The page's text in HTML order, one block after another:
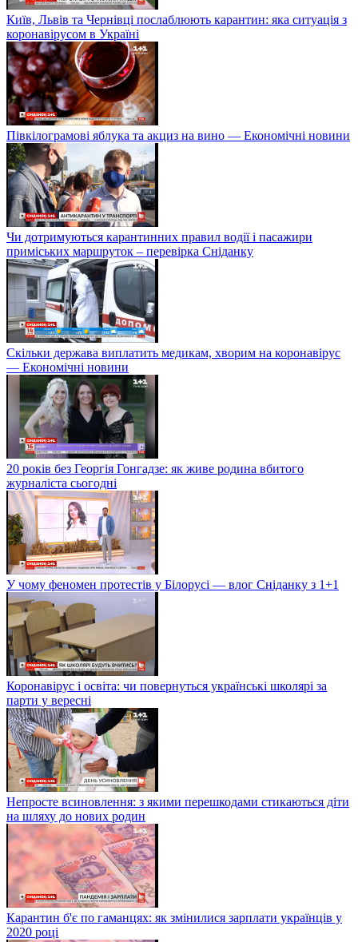
Київ, Львів та Чернівці послаблюють карантин: яка ситуація з
коронавірусом в Україні
Півкілограмові яблука та акциз на вино — Економічні новини
Чи дотримуються карантинних правил водії і пасажири
приміських маршруток – перевірка Сніданку
Скільки держава виплатить медикам, хворим на коронавірус
— Економічні новини
20 років без Георгія Гонгадзе: як живе родина вбитого
журналіста сьогодні
У чому феномен протестів у Білорусі — влог Сніданку з 1+1
Коронавірус і освіта: чи повернуться українські школярі за
парти у вересні
Непросте всиновлення: з якими перешкодами стикаються діти
на шляху до нових родин
Карантин б'є по гаманцях: як змінилися зарплати українців у
2020 році